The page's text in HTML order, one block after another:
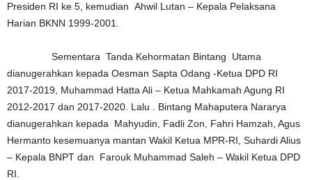
Presiden RI ke 5, kemudian Ahwil Lutan – Kepala Pelaksana
Harian BKNN 1999-2001.
Sementara Tanda Kehormatan Bintang Utama
dianugerahkan kepada Oesman Sapta Odang -Ketua DPD RI
2017-2019, Muhammad Hatta Ali – Ketua Mahkamah Agung RI
2012-2017 dan 2017-2020. Lalu . Bintang Mahaputera Nararya
dianugerahkan kepada Mahyudin, Fadli Zon, Fahri Hamzah, Agus
Hermanto kesemuanya mantan Wakil Ketua MPR-RI, Suhardi Alius
– Kepala BNPT dan Farouk Muhammad Saleh – Wakil Ketua DPD
RI.